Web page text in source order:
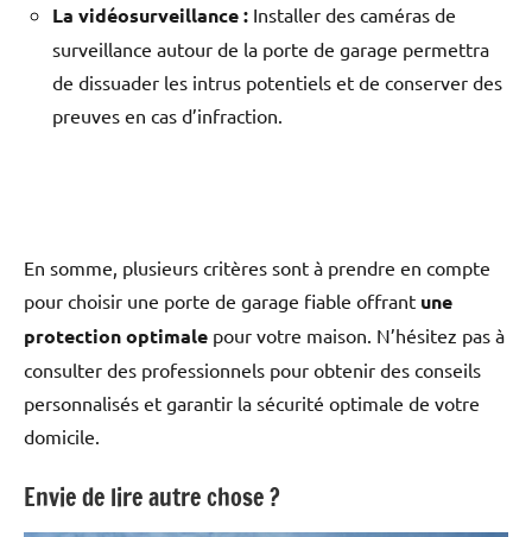
La vidéosurveillance : Installer des caméras de
surveillance autour de la porte de garage permettra
de dissuader les intrus potentiels et de conserver des
preuves en cas d’infraction.
En somme, plusieurs critères sont à prendre en compte
pour choisir une porte de garage fiable offrant une
protection optimale pour votre maison. N’hésitez pas à
consulter des professionnels pour obtenir des conseils
personnalisés et garantir la sécurité optimale de votre
domicile.
Envie de lire autre chose ?